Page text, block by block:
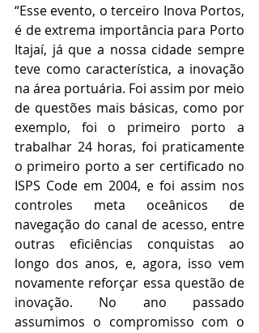
“Esse evento, o terceiro Inova Portos,
é de extrema importância para Porto
Itajaí, já que a nossa cidade sempre
teve como característica, a inovação
na área portuária. Foi assim por meio
de questões mais básicas, como por
exemplo, foi o primeiro porto a
trabalhar 24 horas, foi praticamente
o primeiro porto a ser certificado no
ISPS Code em 2004, e foi assim nos
controles meta oceânicos de
navegação do canal de acesso, entre
outras eficiências conquistas ao
longo dos anos, e, agora, isso vem
novamente reforçar essa questão de
inovação. No ano passado
assumimos o compromisso com o